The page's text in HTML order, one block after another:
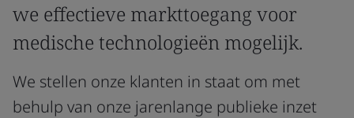
we effectieve markttoegang voor
medische technologieën mogelijk.
We stellen onze klanten in staat om met
behulp van onze jarenlange publieke inzet